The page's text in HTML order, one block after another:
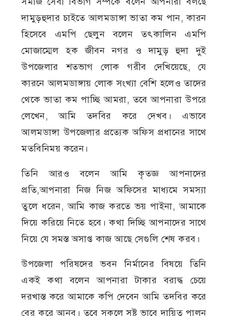
দামুড়হুদার চাইতে আলমডাঙ্গা ভাতা কম পান, কারন
হিসেবে এমপি ছেলুন বলেন তৎকালিন এমপি
মোজাম্মেল হক জীবন নগর ও দামুড় হুদা দুই
উপজেলার শতভাগ লোক গরীব দেখিয়েছে, যে
কারনে আলমডাঙ্গায় লোক সংখ্যা বেশি হলেও তাদের
থেকে ভাতা কম পাচ্ছি আমরা, তবে আপনারা উপরে
লেখেন, আমি তদবির করে দেখব। এভাবে
আলমডাঙ্গা উপজেলার প্রত্যেক অফিস প্রধানের সাথে
মতবিনিময় করেন।
তিনি আরও বলেন আমি কৃতজ্ঞ আপনাদের
প্রতি,আপনারা নিজ নিজ অফিসের মাধ্যমে সমস্যা
তুলে ধরেন, আমি কাজ করতে ভয় পাইনা, আমাকে
দিয়ে করিয়ে নিতে হবে। কথা দিচ্ছি আপনাদের সাথে
নিয়ে যে সমস্ত অসাপ্ত কাজ আছে সেগুলি শেষ করব।
উপজেলা পরিষদের ভবন নির্মানের বিষয়ে তিনি
একই কথা বলেন আপনারা টাকার বরাদ্ধ চেয়ে
দরখাস্ত করে আমাকে কপি দেবেন আমি তদবির করে
বের করে আনব। তবে সকলে সুষ্ট ভাবে দায়িত্ব পালন